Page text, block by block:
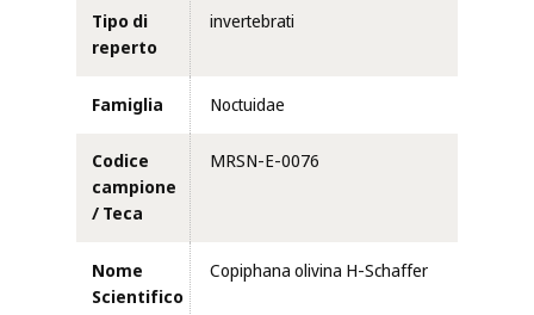
Tipo di
reperto
invertebrati
Famiglia Noctuidae
Codice
campione
/ Teca
MRSN-E-0076
Nome
Scientifico
Copiphana olivina H-Schaffer